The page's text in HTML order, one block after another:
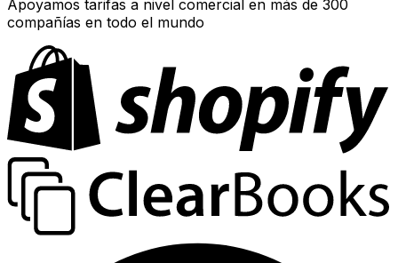
Apoyamos tarifas a nivel comercial en más de 300
compañías en todo el mundo